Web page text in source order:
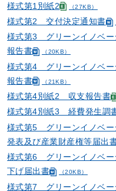
様式第1別紙2 （27KB）
様式第2 交付決定通知書
様式第3 グリーンイノベー
報告書
（20KB）
様式第4 グリーンイノベー
報告書
（21KB）
様式第4別紙2 収支報告書
様式第4別紙3 経費発生調
様式第5 グリーンイノベー
発表及び産業財産権等届出
様式第6 グリーンイノベー
下げ届出書
（20KB）
様式第7 グリーンイノベー